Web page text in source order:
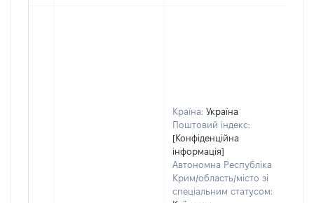
Країна: Україна
Поштовий індекс:
[Конфіденційна
інформація]
Автономна Республіка
Крим/область/місто зі
спеціальним статусом: